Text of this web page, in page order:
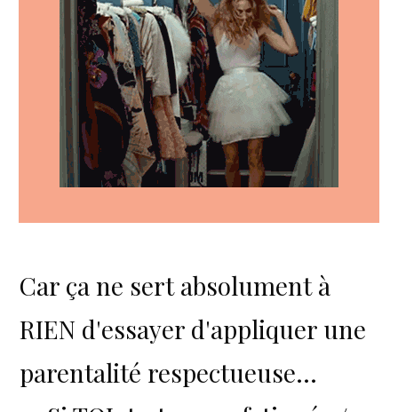
Car ça ne sert absolument à
RIEN d'essayer d'appliquer une
parentalité respectueuse...